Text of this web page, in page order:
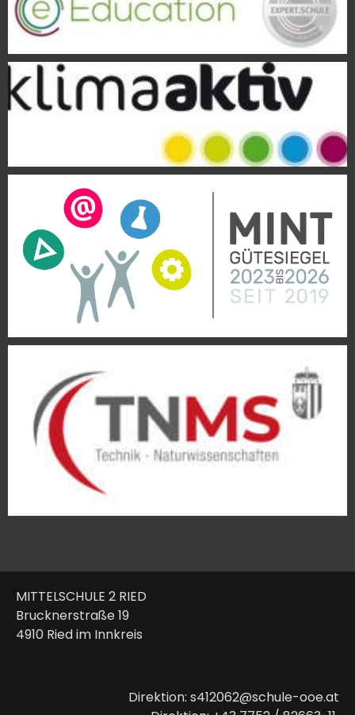
MITTELSCHULE 2 RIED
Brucknerstraße 19
4910 Ried im Innkreis
Direktion: s412062@schule-ooe.at